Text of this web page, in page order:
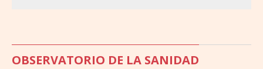
OBSERVATORIO DE LA SANIDAD